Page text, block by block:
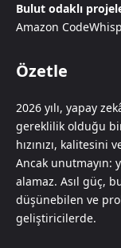
Bulut odaklı
Amazon
Özetle
2026 yılı, yapay
gereklilik olduğu
hızınızı,
Ancak unutmayın:
alamaz. Asıl güç,
düşünebilen ve
geliştiricilerde.